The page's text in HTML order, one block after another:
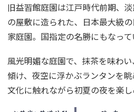
旧益習館庭園は江戸時代前期、
の屋敷に造られた、日本最大級
家庭園。国指定の名勝にもなって
風光明媚な庭園で、抹茶を味わ
傾け、夜空に浮かぶランタンを
文化に触れながら初夏の夜を楽し